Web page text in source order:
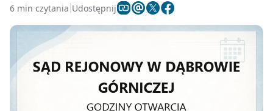
6 min czytania Udostępnij